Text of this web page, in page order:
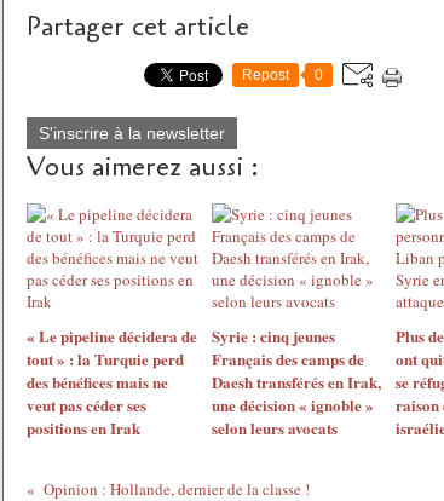
Partager cet article
Repost 0
S'inscrire à la newsletter
Vous aimerez aussi :
« Le pipeline décidera de
tout » : la Turquie perd
des bénéfices mais ne
veut pas céder ses
positions en Irak
Syrie : cinq jeunes
Français des camps de
Daesh transférés en Irak,
une décision « ignoble »
selon leurs avocats
Plus
ont
se
raison
Opinion : Hollande, dernier de la classe !